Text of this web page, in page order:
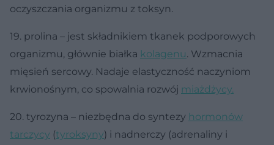
oczyszczania organizmu z toksyn.
19. prolina – jest składnikiem tkanek podporowych
organizmu, głównie białka kolagenu. Wzmacnia
mięsień sercowy. Nadaje elastyczność naczyniom
krwionośnym, co spowalnia rozwój miażdżycy.
20. tyrozyna – niezbędna do syntezy hormonów
tarczycy (tyroksyny) i nadnerczy (adrenaliny i